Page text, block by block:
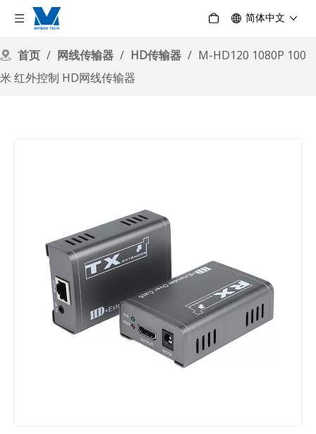
简体中文
首页 / 网线传输器 / HD传输器 / M-HD120 1080P 100
米 红外控制 HD网线传输器